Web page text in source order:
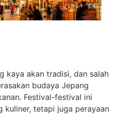
kaya akan tradisi, dan salah
budaya Jepang
Festival-festival ini
kuliner, tetapi juga perayaan